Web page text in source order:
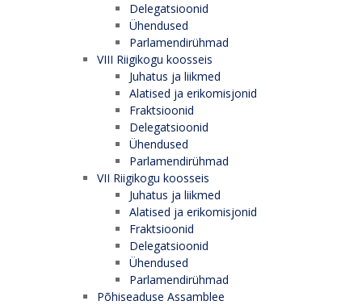
Delegatsioonid
Ühendused
Parlamendirühmad
VIII Riigikogu koosseis
Juhatus ja liikmed
Alatised ja erikomisjonid
Fraktsioonid
Delegatsioonid
Ühendused
Parlamendirühmad
VII Riigikogu koosseis
Juhatus ja liikmed
Alatised ja erikomisjonid
Fraktsioonid
Delegatsioonid
Ühendused
Parlamendirühmad
Põhiseaduse Assamblee